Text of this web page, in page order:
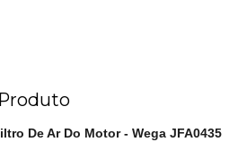
De Ar Do Motor - Wega JFA0435